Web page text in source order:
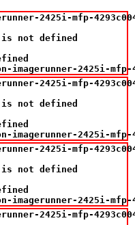
2425i-mfp-
is not defined
imagerunner-2425i-
2425i-mfp-
is not defined
imagerunner-2425i-
2425i-mfp-
is not defined
imagerunner-2425i-
2425i-mfp-